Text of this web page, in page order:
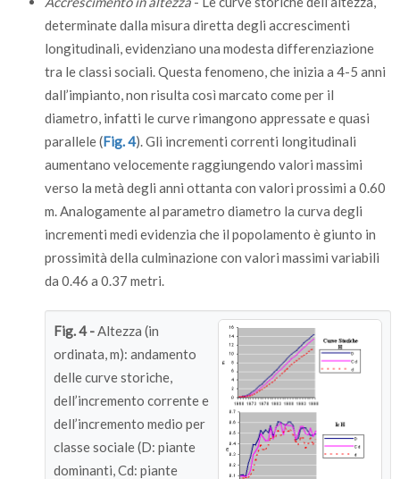
determinate dalla misura diretta degli accrescimenti
longitudinali, evidenziano una modesta differenziazione
tra le classi sociali. Questa fenomeno, che inizia a 4-5 anni
dall’impianto, non risulta così marcato come per il
diametro, infatti le curve rimangono appressate e quasi
parallele (Fig. 4). Gli incrementi correnti longitudinali
aumentano velocemente raggiungendo valori massimi
verso la metà degli anni ottanta con valori prossimi a 0.60
m. Analogamente al parametro diametro la curva degli
incrementi medi evidenzia che il popolamento è giunto in
prossimità della culminazione con valori massimi variabili
da 0.46 a 0.37 metri.
Fig. 4 - Altezza (in
ordinata, m): andamento
delle curve storiche,
dell’incremento corrente e
dell’incremento medio per
classe sociale (D: piante
dominanti, Cd: piante